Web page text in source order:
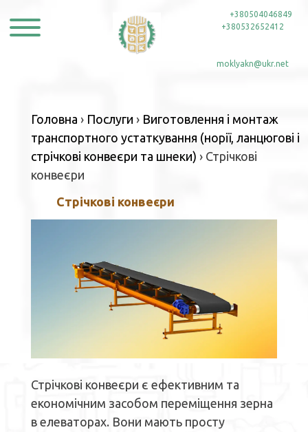
to
+380504046849
+380532652412
moklyakn@ukr.net
Головна › Послуги › Виготовлення і монтаж
транспортного устаткування (норії, ланцюгові і
стрічкові конвеєри та шнеки) › Стрічкові
конвеєри
Стрічкові конвеєри
Стрічкові конвеєри є ефективним та
економічним засобом переміщення зерна
в елеваторах. Вони мають просту